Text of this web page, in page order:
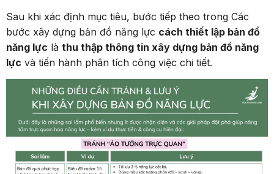
Sau khi xác định mục tiêu, bước tiếp theo trong Các
bước xây dựng bản đồ năng lực cách thiết lập bản đồ
năng lực là thu thập thông tin xây dựng bản đồ năng
lực và tiến hành phân tích công việc chi tiết.